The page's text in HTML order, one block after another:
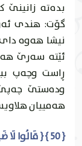
بده‌ته‌
گۆت: هندى
نيشا هه‌وه‌
ئێته‌ سه‌رێ
ڕاست وچه‌پ
وده‌ستێ
هه‌مییان
{ 50 } { قَالُوا لَا ضَيْرَ ۖ إِنَّا إِلَىٰ رَبِّنَا مُنْقَلِبُونَ }